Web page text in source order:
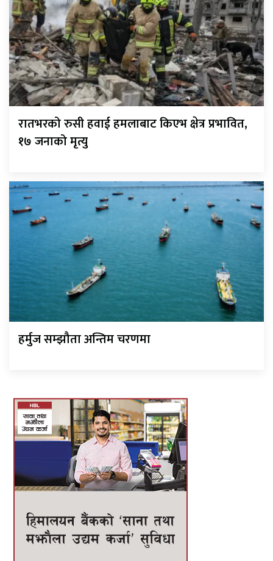
रातभरको रुसी हवाई हमलाबाट किएभ क्षेत्र प्रभावित,
१७ जनाको मृत्यु
हर्मुज सम्झौता अन्तिम चरणमा